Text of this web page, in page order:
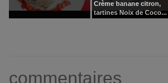
Crème banane citron,
tartines Noix de Coco...
commentaires